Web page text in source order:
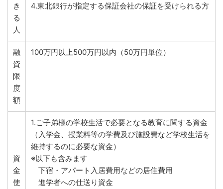
き
る
人
4.東北銀行が指定する保証会社の保証を受けられる方
融
資
限
度
額
100万円以上500万円以内（50万円単位）
資
金
使
1.ご子弟様の学校生活で必要となる教育に関する資金
（入学金、授業料等の学費及び施設費など学校生活を
維持するのに必要な資金）
※以下も含みます
下宿・アパート入居費用などの居住費用
進学者への仕送り資金